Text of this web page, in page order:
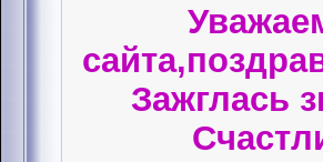
Зажглась